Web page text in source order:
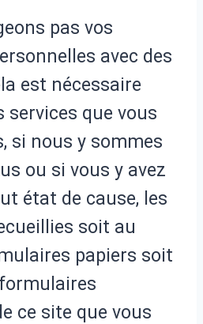
pas vos
avec des
est nécessaire
que vous
si nous y sommes
ou si vous y avez
état de cause, les
soit au
papiers soit
ce site que vous